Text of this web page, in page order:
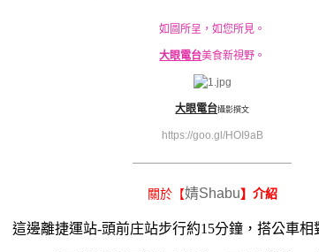
如圖所呈，如您所見。
大眼電台美食新視野。
大眼電台攝影撰文
https://goo.gl/HOI9aB
————————————————————
關於【婧Shabu】介紹
這邊離捷運站-頭前庄站步行約15分鐘，搭公車相